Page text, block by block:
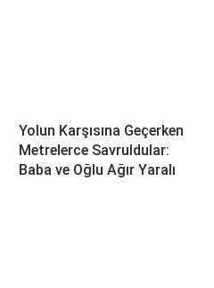
Yolun Karşısına Geçerken
Metrelerce Savruldular:
Baba ve Oğlu Ağır Yaralı